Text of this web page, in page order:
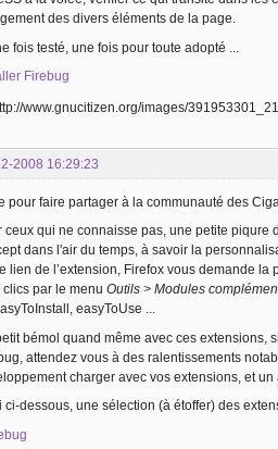
des divers éléments de la page.
fois testé, une fois pour toute adopté ...
Firebug
2008 16:29:23
pour faire partager à la communauté des
ceux qui ne connaisse pas, une petite
dans l'air du temps, à savoir la
lien de l’extension, Firefox vous demande la
clics par le menu Outils > Modules
easyToUse ...
bémol quand même avec ces extensions,
attendez vous à des ralentissements
charger avec vos extensions, et
ci-dessous, une sélection (à étoffer) des